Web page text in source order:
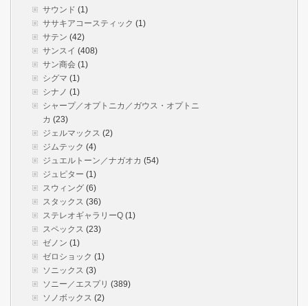
サウンド (1)
ササキアコースティック (1)
サテン (42)
サンスイ (408)
サン商会 (1)
シグマ (1)
シナノ (1)
シャープ／オプトニカ／ガウス・オプトニ
カ (23)
ジェルマックス (2)
ジムテック (4)
ジュエルトーン／ナガオカ (54)
ジュピター (1)
スウィング (6)
スタックス (36)
ステレオギャラリーQ (1)
スペックス (23)
ゼノン (1)
ゼロショック (1)
ソニックス (3)
ソニー／エスプリ (389)
ソノボックス (2)